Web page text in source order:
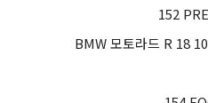
152
BMW 모토라드 R 18